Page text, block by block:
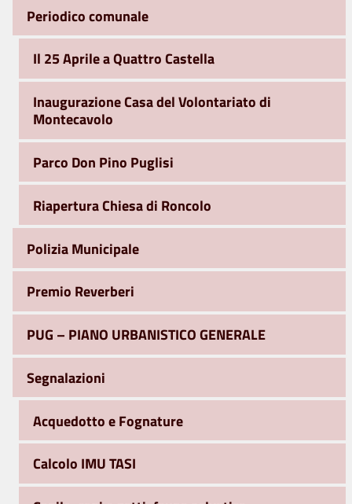
Periodico comunale
Il 25 Aprile a Quattro Castella
Inaugurazione Casa del Volontariato di
Montecavolo
Parco Don Pino Puglisi
Riapertura Chiesa di Roncolo
Polizia Municipale
Premio Reverberi
PUG – PIANO URBANISTICO GENERALE
Segnalazioni
Acquedotto e Fognature
Calcolo IMU TASI